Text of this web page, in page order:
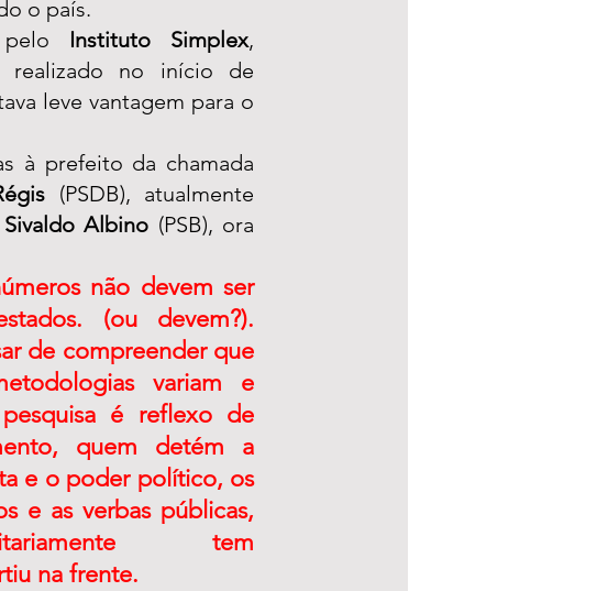
o país.
pelo Instituto Simplex,
realizado no início de
leve vantagem para o
à prefeito da chamada
(PSDB), atualmente
Sivaldo Albino (PSB), ora
não devem ser
(ou devem?).
de compreender que
variam e
é reflexo de
quem detém a
e o poder político, os
e as verbas públicas,
tem
na frente.